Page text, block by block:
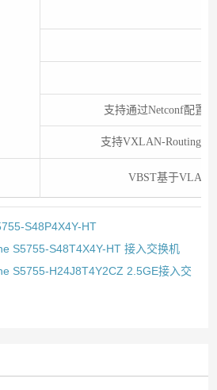
支持通过Netconf配置
支持VXLAN-Routing、
VBST基于VLAN
S48P4X4Y-HT
S5755-S48T4X4Y-HT 接入交换机
S5755-H24J8T4Y2CZ 2.5GE接入交